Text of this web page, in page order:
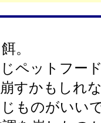
。
ペットフー
すかもしれ
ものがいい